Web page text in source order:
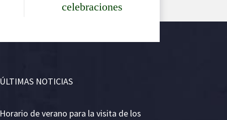
celebraciones
ÚLTIMAS NOTICIAS
Horario de verano para la visita de los